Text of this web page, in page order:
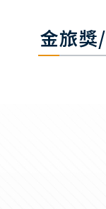
金旅獎